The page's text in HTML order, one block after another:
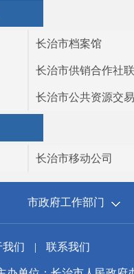
长治市档案馆
长治市供销合作社
长治市公共资源交
长治市移动公司
市政府工作部门
我们 | 联系我们